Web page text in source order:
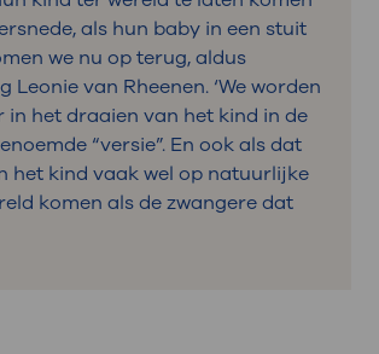
als hun baby in een stuit
we nu op terug, aldus
Leonie van Rheenen. ‘We worden
in het draaien van het kind in de
“versie”. En ook als dat
het kind vaak wel op natuurlijke
komen als de zwangere dat